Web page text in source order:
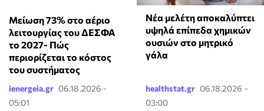
Μείωση 73% στο αέριο
λειτουργίας του ΔΕΣΦΑ
το 2027- Πώς
περιορίζεται το κόστος
του συστήματος
ienergeia.gr 06.18.2026 -
05:01
Νέα μελέτη αποκαλύπτει
υψηλά επίπεδα χημικών
ουσιών στο μητρικό
γάλα
healthstat.gr 06.18.2026 -
03:00